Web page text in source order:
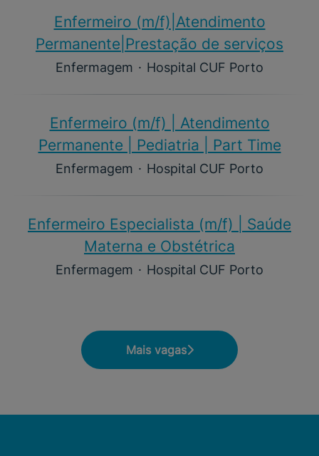
Enfermeiro (m/f)​|Atendimento
Permanente|Prestação de serviços
Enfermagem · Hospital CUF Porto
Enfermeiro (m/f)​ | Atendimento
Permanente | Pediatria | Part Time
Enfermagem · Hospital CUF Porto
Enfermeiro Especialista (m/f)​ | Saúde
Materna e Obstétrica
Enfermagem · Hospital CUF Porto
Mais vagas